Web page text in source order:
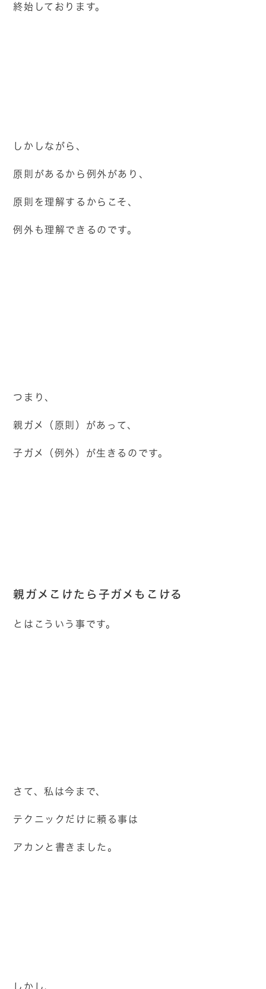
終始しております。
しかしながら、
原則があるから例外があり、
原則を理解するからこそ、
例外も理解できるのです。
つまり、
親ガメ（原則）があって、
子ガメ（例外）が生きるのです。
親ガメこけたら子ガメもこける
とはこういう事です。
さて、私は今まで、
テクニックだけに頼る事は
アカンと書きました。
しかし、